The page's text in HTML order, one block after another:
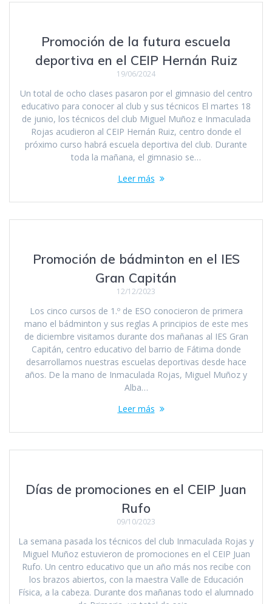
Promoción de la futura escuela
deportiva en el CEIP Hernán Ruiz
19/06/2024
Un total de ocho clases pasaron por el gimnasio del centro
educativo para conocer al club y sus técnicos El martes 18
de junio, los técnicos del club Miguel Muñoz e Inmaculada
Rojas acudieron al CEIP Hernán Ruiz, centro donde el
próximo curso habrá escuela deportiva del club. Durante
toda la mañana, el gimnasio se…
Leer más
Promoción de bádminton en el IES
Gran Capitán
12/12/2023
Los cinco cursos de 1.º de ESO conocieron de primera
mano el bádminton y sus reglas A principios de este mes
de diciembre visitamos durante dos mañanas al IES Gran
Capitán, centro educativo del barrio de Fátima donde
desarrollamos nuestras escuelas deportivas desde hace
años. De la mano de Inmaculada Rojas, Miguel Muñoz y
Alba…
Leer más
Días de promociones en el CEIP Juan
Rufo
09/10/2023
La semana pasada los técnicos del club Inmaculada Rojas y
Miguel Muñoz estuvieron de promociones en el CEIP Juan
Rufo. Un centro educativo que un año más nos recibe con
los brazos abiertos, con la maestra Valle de Educación
Física, a la cabeza. Durante dos mañanas todo el alumnado